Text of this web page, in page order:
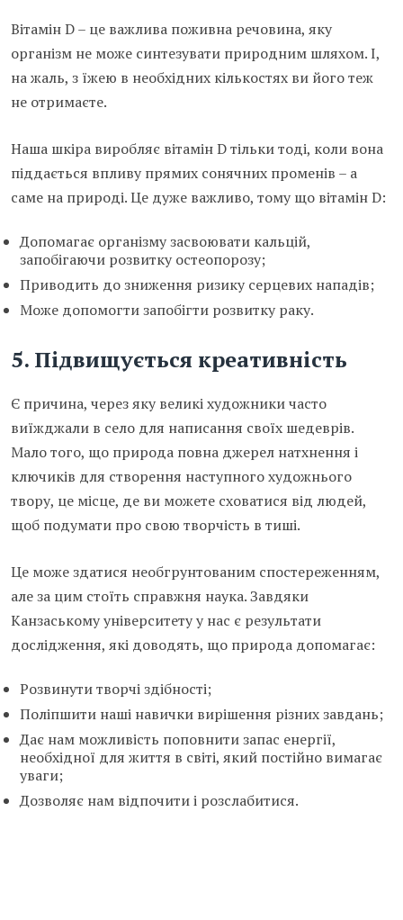
Вітамін D – це важлива поживна речовина, яку
організм не може синтезувати природним шляхом. І,
на жаль, з їжею в необхідних кількостях ви його теж
не отримаєте.
Наша шкіра виробляє вітамін D тільки тоді, коли вона
піддається впливу прямих сонячних променів – а
саме на природі. Це дуже важливо, тому що вітамін D:
Допомагає організму засвоювати кальцій,
запобігаючи розвитку остеопорозу;
Приводить до зниження ризику серцевих нападів;
Може допомогти запобігти розвитку раку.
5. Підвищується креативність
Є причина, через яку великі художники часто
виїжджали в село для написання своїх шедеврів.
Мало того, що природа повна джерел натхнення і
ключиків для створення наступного художнього
твору, це місце, де ви можете сховатися від людей,
щоб подумати про свою творчість в тиші.
Це може здатися необгрунтованим спостереженням,
але за цим стоїть справжня наука. Завдяки
Канзаському університету у нас є результати
дослідження, які доводять, що природа допомагає:
Розвинути творчі здібності;
Поліпшити наші навички вирішення різних завдань;
Дає нам можливість поповнити запас енергії,
необхідної для життя в світі, який постійно вимагає
уваги;
Дозволяє нам відпочити і розслабитися.